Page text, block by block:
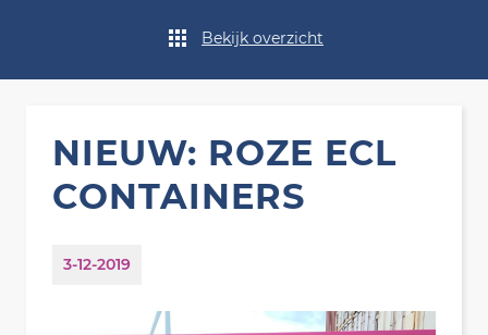
Bekijk overzicht
NIEUW: ROZE ECL
CONTAINERS
3-12-2019